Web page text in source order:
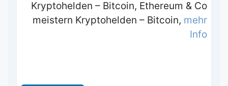
Kryptohelden – Bitcoin, Ethereum & Co
meistern Kryptohelden – Bitcoin, mehr
Info